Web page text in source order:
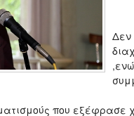
Δεν
που εξέφρασε